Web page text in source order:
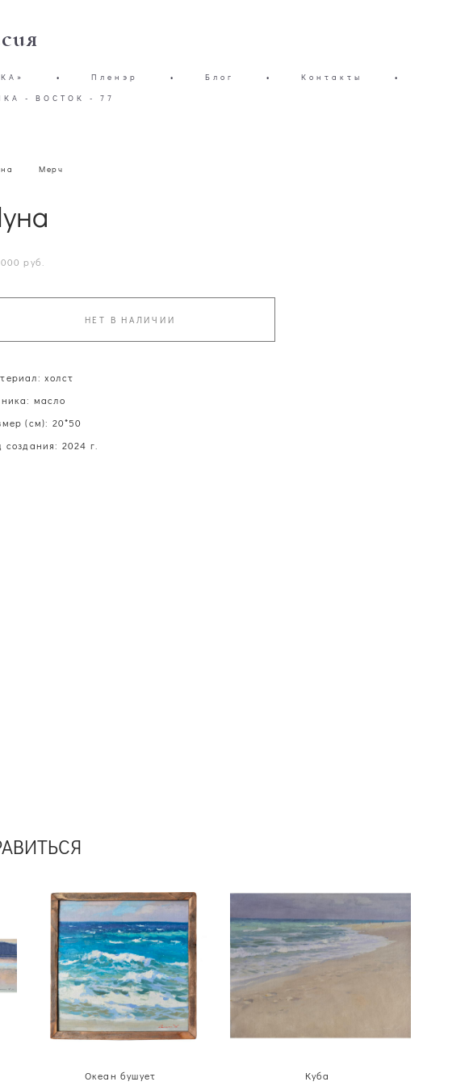
• Пленэр • Блог • Контакты
•
- ВОСТОК - 77
Мерч
pуб.
НЕТ В НАЛИЧИИ
холст
масло
(см): 20*50
создания: 2024 г.
Океан бушует Куба